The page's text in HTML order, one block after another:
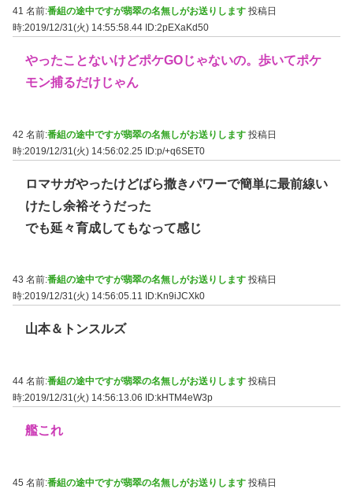
41 名前:番組の途中ですが翡翠の名無しがお送りします 投稿日
時:2019/12/31(火) 14:55:58.44 ID:2pEXaKd50
やったことないけどポケGOじゃないの。歩いてポケ
モン捕るだけじゃん
42 名前:番組の途中ですが翡翠の名無しがお送りします 投稿日
時:2019/12/31(火) 14:56:02.25 ID:p/+q6SET0
ロマサガやったけどばら撒きパワーで簡単に最前線い
けたし余裕そうだった
でも延々育成してもなって感じ
43 名前:番組の途中ですが翡翠の名無しがお送りします 投稿日
時:2019/12/31(火) 14:56:05.11
ID:Kn9iJCXk0
山本＆トンスルズ
44 名前:番組の途中ですが翡翠の名無しがお送りします 投稿日
時:2019/12/31(火) 14:56:13.06
ID:kHTM4eW3p
艦これ
45 名前:番組の途中ですが翡翠の名無しがお送りします 投稿日